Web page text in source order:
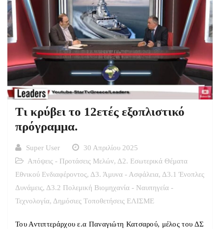
Τι κρύβει το 12ετές εξοπλιστικό
πρόγραμμα.
Super User
30 Απριλίου 2025
Απόψεις - Προτάσεις Μελών, Δ2. Εσωτερικά Θέματα
Εθνικού Ενδιαφέροντος, Δ3. Άμυνα - Ασφάλεια, Δ3.1 Ένοπλες
Δυνάμεις, Δ3.2 Πολεμική Βιομηχανία - Ναυπηγεία -
Τεχνολογία, Δημόσιες Tοποθετήσεις ΕΛΙΣΜΕ
Του Αντιπτεράρχου ε.α Παναγιώτη Κατσαρού, μέλος του ΔΣ